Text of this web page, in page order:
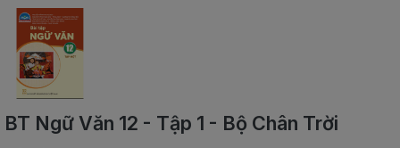
NGỮ
VPP
-
ĐỒ
DÙNG
SINH
BT Ngữ Văn 12 - Tập 1 - Bộ Chân Trời